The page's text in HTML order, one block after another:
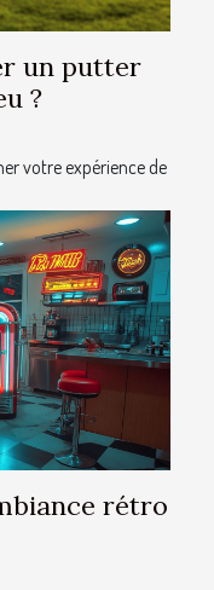
un putter
?
votre expérience de
rétro